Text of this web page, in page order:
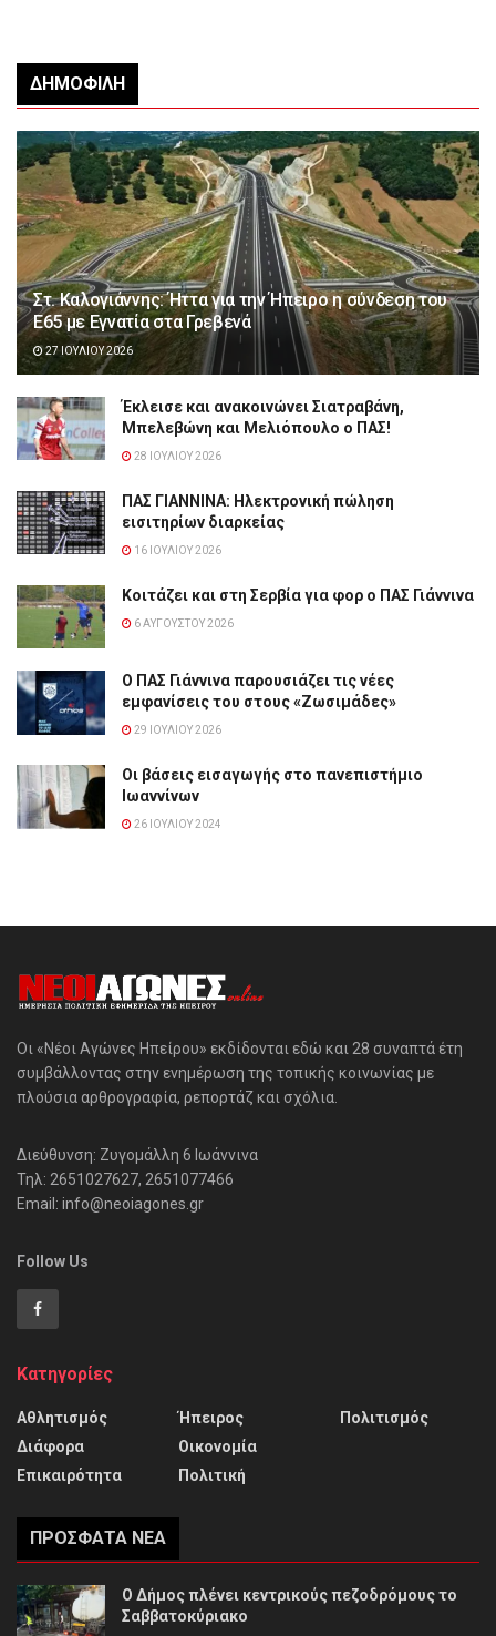
ΔΗΜΟΦΙΛΉ
Στ. Καλογιάννης: Ήττα για την Ήπειρο η σύνδεση του
Ε65 με Εγνατία στα Γρεβενά
27 ΙΟΥΛΊΟΥ 2026
Έκλεισε και ανακοινώνει Σιατραβάνη,
Μπελεβώνη και Μελιόπουλο ο ΠΑΣ!
28 ΙΟΥΛΊΟΥ 2026
ΠΑΣ ΓΙΑΝΝΙΝΑ: Hλεκτρονική πώληση
εισιτηρίων διαρκείας
16 ΙΟΥΛΊΟΥ 2026
Κοιτάζει και στη Σερβία για φορ ο ΠΑΣ Γιάννινα
6 ΑΥΓΟΎΣΤΟΥ 2026
Ο ΠΑΣ Γιάννινα παρουσιάζει τις νέες
εμφανίσεις του στους «Ζωσιμάδες»
29 ΙΟΥΛΊΟΥ 2026
Οι βάσεις εισαγωγής στο πανεπιστήμιο
Ιωαννίνων
26 ΙΟΥΛΊΟΥ 2024
Οι «Νέοι Αγώνες Ηπείρου» εκδίδονται εδώ και 28 συναπτά έτη
συμβάλλοντας στην ενημέρωση της τοπικής κοινωνίας με
πλούσια αρθρογραφία, ρεπορτάζ και σχόλια.
Διεύθυνση: Ζυγομάλλη 6 Ιωάννινα
Τηλ: 2651027627, 2651077466
Email: info@neoiagones.gr
Follow Us
Κατηγορίες
Αθλητισμός
Διάφορα
Επικαιρότητα
Ήπειρος
Οικονομία
Πολιτική
Πολιτισμός
ΠΡΌΣΦΑΤΑ ΝΈΑ
Ο Δήμος πλένει κεντρικούς πεζοδρόμους το
Σαββατοκύριακο